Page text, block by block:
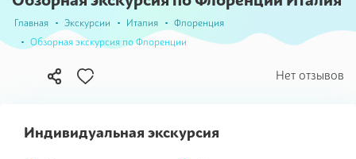
Главная Экскурсии Италия
Флоренция
Обзорная экскурсия по Флоренции
Нет отзывов
Индивидуальная экскурсия